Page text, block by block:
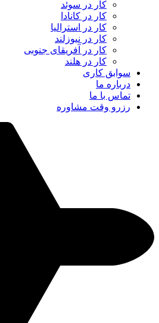
کار در سوئد
کار در کانادا
کار در استرالیا
کار در نیوزلند
کار در آفریقای جنوبی
کار در هلند
سوابق کاری
درباره ما
تماس با ما
رزرو وقت مشاوره